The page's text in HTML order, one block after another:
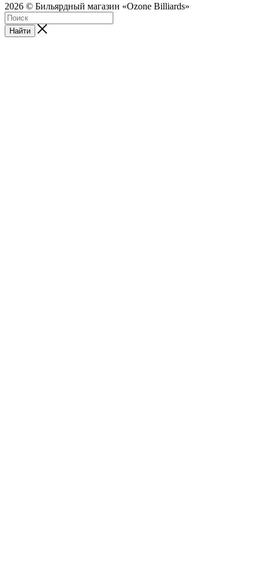
2026 © Бильярдный магазин «Ozone Billiards»
Найти